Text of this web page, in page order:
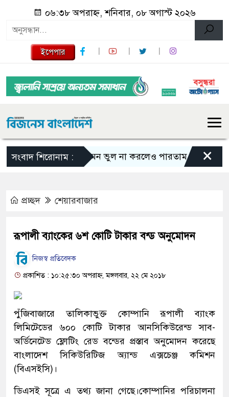
০৬:৩৮ অপরাহ্ন, শনিবার, ০৮ অগাস্ট ২০২৬
ইপেপার
সংবাদ শিরোনাম :এমন ভুল না করলেও পারতাম : শাকিব খান
×
প্রচ্ছদ শেয়ারবাজার
রূপালী ব্যাংকের ৬শ কোটি টাকার বন্ড অনুমোদন
নিজস্ব প্রতিবেদক
প্রকাশিত : ১০:২৫:৩০ অপরাহ্ন, মঙ্গলবার, ২২ মে ২০১৮
পুঁজিবাজারে তালিকাভুক্ত কোম্পানি রূপালী ব্যাংক
লিমিটেডের ৬০০ কোটি টাকার আনসিকিউরেন্ড সাব-
অর্ডিনেটেড ফ্লোটিং রেড বন্ডের প্রস্তাব অনুমোদন করেছে
বাংলাদেশ সিকিউরিটিজ অ্যান্ড এক্সচেঞ্জ কমিশন
(বিএসইসি)।
ডিএসই সূত্রে এ তথ্য জানা গেছে।কোম্পানির পরিচালনা